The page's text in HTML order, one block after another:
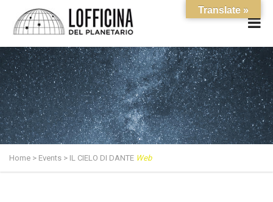
Home > Events > IL CIELO DI DANTE Web
Translate »